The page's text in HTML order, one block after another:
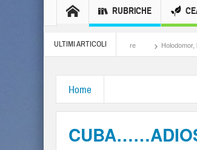
RUBRICHE
ULTIMI ARTICOLI
Meloni, il lamento al potere Holodomor, lo sterminio per
Home